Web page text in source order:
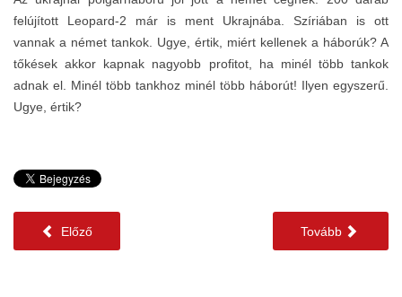
felújított Leopard-2 már is ment Ukrajnába. Szíriában is ott
vannak a német tankok. Ugye, értik, miért kellenek a háborúk? A
tőkések akkor kapnak nagyobb profitot, ha minél több tankok
adnak el. Minél több tankhoz minél több háborút! Ilyen egyszerű.
Ugye, értik?
Előző Tovább